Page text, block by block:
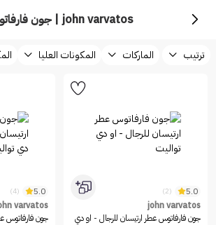
john varvatos | جون فارفاتوس
ترتيب الماركات المكونات العليا
5.0
(2)
john varvatos
جون فارفاتوس عطر ارتيسان للرجال - او دي
5.0
(4)
varvatos
جون فارفاتوس